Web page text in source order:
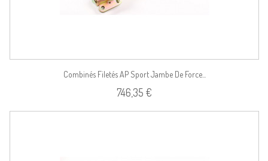
Combinés Filetés AP Sport Jambe De Force...
746,35 €